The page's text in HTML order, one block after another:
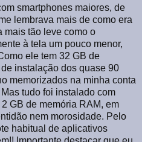
smartphones maiores, de
lembrava mais de como era
mais tão leve como o
à tela um pouco menor,
ele tem 32 GB de
instalação dos quase 90
memorizados na minha conta
tudo foi instalado com
GB de memória RAM, em
nem morosidade. Pelo
habitual de aplicativos